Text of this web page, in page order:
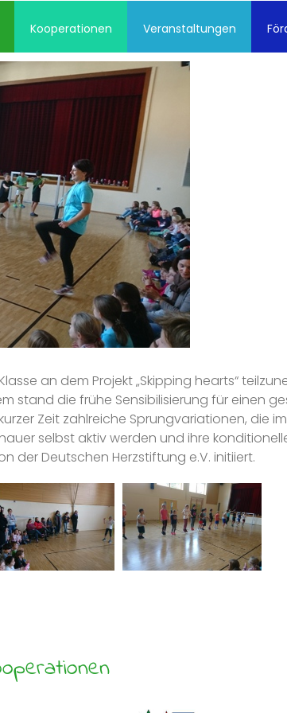
Kooperationen Veranstaltungen
an dem Projekt „Skipping hearts“
stand die frühe Sensibilisierung für einen
Zeit zahlreiche Sprungvariationen, die
selbst aktiv werden und ihre
der Deutschen Herzstiftung e.V. initiiert.